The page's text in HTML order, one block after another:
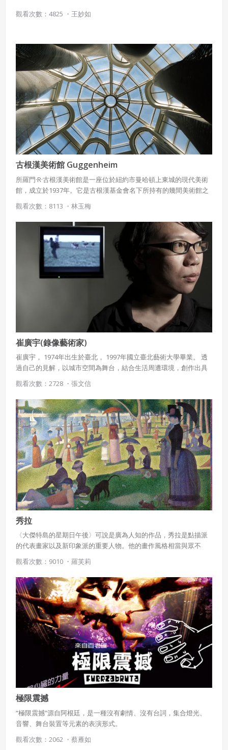
觀看次數：4825 ・ 王妙如
古根漢美術館 Guggenheim
所羅門·R·古根漢美術館是一座位於紐約市曼哈頓上東城的現代美術
館，成立於1937年。它是古根漢基金會名下所持有的幾間美術館之
館之一
觀看次數：8113 ・ 林玉梅
崔廣宇(錄像藝術家)
崔廣宇， 1974年出生於臺北， 1997年國立臺北藝術大學畢業。 透
過自己的見解，以城市空間為舞台，結合生活周遭環境，創作出具
有個人獨特色彩的藝術創作。 多年來數十次的作品展出與近年來結
合藝術的錄像作品發表，讓崔廣宇成為臺灣當代的新秀藝術家，他
更是國內藝壇中少數活躍於國際藝術舞台的人物。其作品更受邀至
法國、義大利、西班牙、英國等國家展出，備受各界好評。 他以錄
影形式結合行為藝術，成為少數能夠做出具有「觀念藝術」內涵的
傑出創作者。
觀看次數：2728 ・ 張文信
秀拉
〈大傑特島的星期日午後〉可說是廣為人知的作品，秀拉是點描派
的代表畫家以及新印象派的重要人物。他的畫作風格相當與眾不
同，充滿了細膩繽紛的小點，當靠近看時，每一個點都充滿著理性
的筆觸，與梵谷的狂野，還有塞尚的色塊都大為不同。秀拉擅長畫
都市中的風景畫，也擅長將色彩理論套用到畫作當中。
觀看次數：9010 ・ 羅芙莉
極限震撼
“極限震撼”源自阿根廷，是一種沒有劇情、沒有台詞，集合燈光、
音響、舞台裝置等元素的表演形式。
觀看次數：2062 ・ 蔡雁如